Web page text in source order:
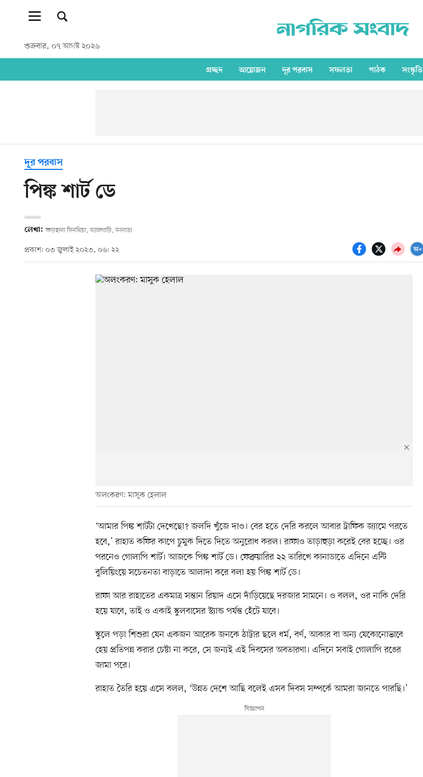
শুক্রবার, ০৭ আগস্ট ২০২৬
প্রচ্ছদ আয়োজন দূর পরবাস সফলতা পাঠক সংস্কৃতি
দূর পরবাস
পিঙ্ক শার্ট ডে
লেখা: ফারহানা সিনথিয়া, ক্যালগারি, কানাডা
প্রকাশ: ০৩ জুলাই ২০২৩, ০৬: ২২
অলংকরণ: মাসুক হেলাল
‘আমার পিঙ্ক শার্টটা দেখেছো? জলদি খুঁজে দাও। বের হতে দেরি করলে আবার ট্রাফিক জ্যামে পরতে
হবে,’ রাহাত কফির কাপে চুমুক দিতে দিতে অনুরোধ করল। রাফাও তাড়াহুড়া করেই বের হচ্ছে। ওর
পরনেও গোলাপি শার্ট। আজকে পিঙ্ক শার্ট ডে। ফেব্রুয়ারির ২২ তারিখে কানাডাতে এদিনে এন্টি
বুলিয়িংয়ে সচেতনতা বাড়াতে আলাদা করে বলা হয় পিঙ্ক শার্ট ডে।
রাফা আর রাহাতের একমাত্র সন্তান রিয়াদ এসে দাঁড়িয়েছে দরজার সামনে। ও বলল, ওর নাকি দেরি
হয়ে যাবে, তাই ও একাই স্কুলবাসের স্ট্যান্ড পর্যন্ত হেঁটে যাবে।
স্কুলে পড়া শিশুরা যেন একজন আরেক জনকে ঠাট্টার ছলে ধর্ম, বর্ণ, আকার বা অন্য যেকোনোভাবে
হেয় প্রতিপন্ন করার চেষ্টা না করে, সে জন্যই এই দিবসের অবতারণা। এদিনে সবাই গোলাপি রঙের
জামা পরে।
রাহাত তৈরি হয়ে এসে বলল, ‘উন্নত দেশে আছি বলেই এসব দিবস সম্পর্কে আমরা জানতে পারছি।’